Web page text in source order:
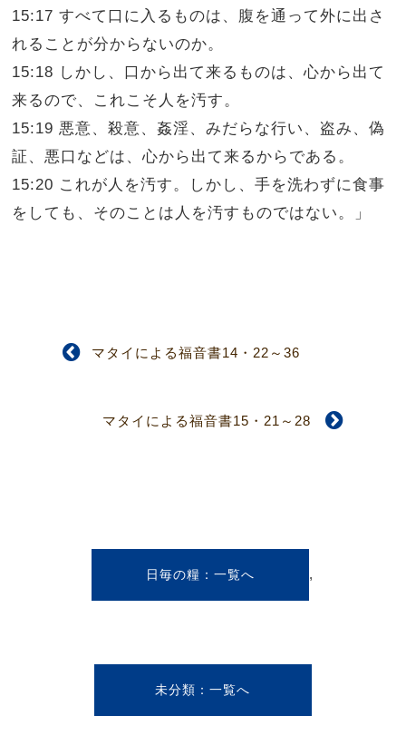
15:17 すべて口に入るものは、腹を通って外に出さ
れることが分からないのか。
15:18 しかし、口から出て来るものは、心から出て
来るので、これこそ人を汚す。
15:19 悪意、殺意、姦淫、みだらな行い、盗み、偽
証、悪口などは、心から出て来るからである。
15:20 これが人を汚す。しかし、手を洗わずに食事
をしても、そのことは人を汚すものではない。」
マタイによる福音書14・22～36
マタイによる福音書15・21～28
日毎の糧 ,
未分類